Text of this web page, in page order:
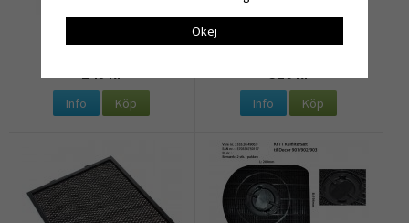
149 kr
Info Köp
fingerskydd, 200
316 kr
Info Köp
Okej